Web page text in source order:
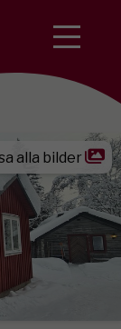
alla bilder